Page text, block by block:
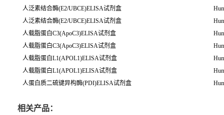
人泛素结合酶(E2/UBCE)ELISA试剂盒
人泛素结合酶(E2/UBCE)ELISA试剂盒
人载脂蛋白C3(ApoC3)ELISA试剂盒
人载脂蛋白C3(ApoC3)ELISA试剂盒
人载脂蛋白L1(APOL1)ELISA试剂盒
人载脂蛋白L1(APOL1)ELISA试剂盒
人蛋白质二硫键异构酶(PDI)ELISA试剂盒
相关产品：